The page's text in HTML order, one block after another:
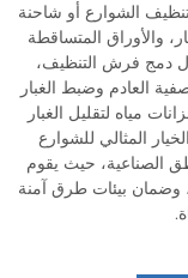
أو شاحنة
المتساقطة
التنظيف،
وضبط الغبار
لتقليل الغبار
للشوارع
حيث يقوم
بيئات طرق آمنة